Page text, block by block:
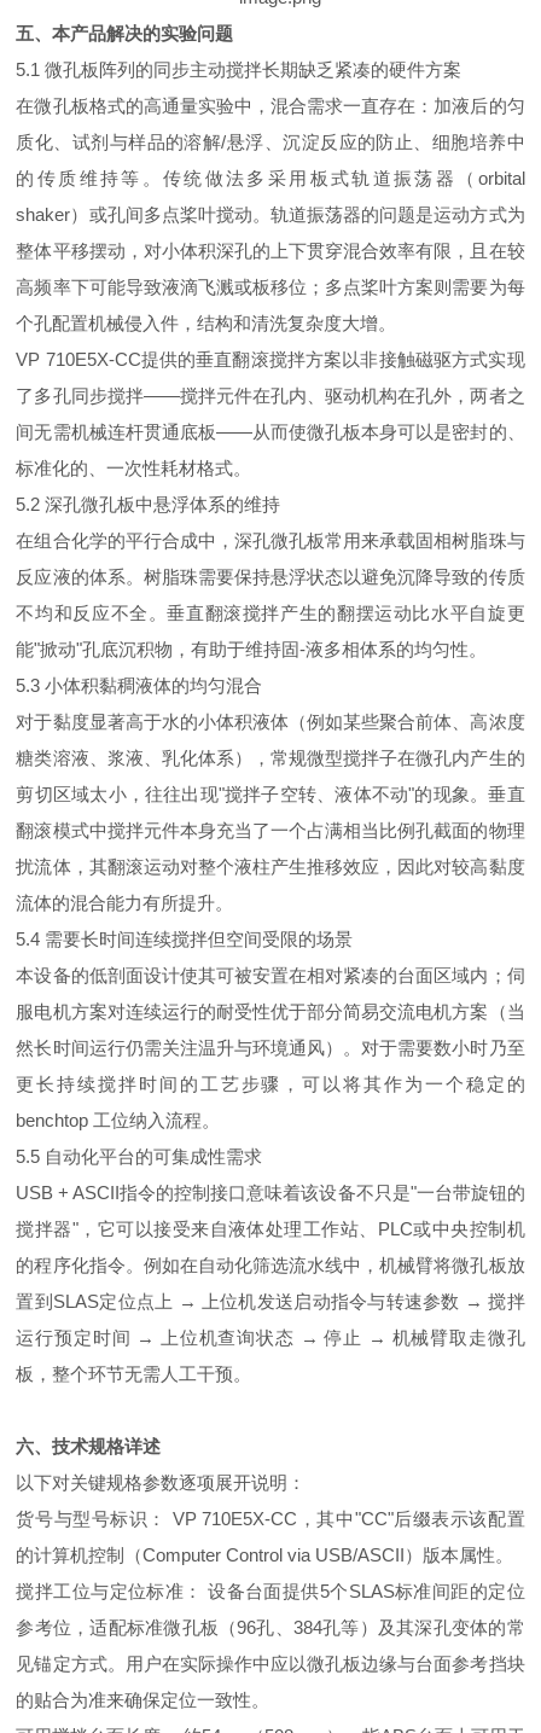
五、本产品解决的实验问题
5.1 微孔板阵列的同步主动搅拌长期缺乏紧凑的硬件方案
在微孔板格式的高通量实验中，混合需求一直存在：加液后的匀
质化、试剂与样品的溶解/悬浮、沉淀反应的防止、细胞培养中
的传质维持等。传统做法多采用板式轨道振荡器（orbital
shaker）或孔间多点桨叶搅动。轨道振荡器的问题是运动方式为
整体平移摆动，对小体积深孔的上下贯穿混合效率有限，且在较
高频率下可能导致液滴飞溅或板移位；多点桨叶方案则需要为每
个孔配置机械侵入件，结构和清洗复杂度大增。
VP 710E5X-CC提供的垂直翻滚搅拌方案以非接触磁驱方式实现
了多孔同步搅拌——搅拌元件在孔内、驱动机构在孔外，两者之
间无需机械连杆贯通底板——从而使微孔板本身可以是密封的、
标准化的、一次性耗材格式。
5.2 深孔微孔板中悬浮体系的维持
在组合化学的平行合成中，深孔微孔板常用来承载固相树脂珠与
反应液的体系。树脂珠需要保持悬浮状态以避免沉降导致的传质
不均和反应不全。垂直翻滚搅拌产生的翻摆运动比水平自旋更
能"掀动"孔底沉积物，有助于维持固-液多相体系的均匀性。
5.3 小体积黏稠液体的均匀混合
对于黏度显著高于水的小体积液体（例如某些聚合前体、高浓度
糖类溶液、浆液、乳化体系），常规微型搅拌子在微孔内产生的
剪切区域太小，往往出现"搅拌子空转、液体不动"的现象。垂直
翻滚模式中搅拌元件本身充当了一个占满相当比例孔截面的物理
扰流体，其翻滚运动对整个液柱产生推移效应，因此对较高黏度
流体的混合能力有所提升。
5.4 需要长时间连续搅拌但空间受限的场景
本设备的低剖面设计使其可被安置在相对紧凑的台面区域内；伺
服电机方案对连续运行的耐受性优于部分简易交流电机方案（当
然长时间运行仍需关注温升与环境通风）。对于需要数小时乃至
更长持续搅拌时间的工艺步骤，可以将其作为一个稳定的
benchtop 工位纳入流程。
5.5 自动化平台的可集成性需求
USB + ASCII指令的控制接口意味着该设备不只是"一台带旋钮的
搅拌器"，它可以接受来自液体处理工作站、PLC或中央控制机
的程序化指令。例如在自动化筛选流水线中，机械臂将微孔板放
置到SLAS定位点上 → 上位机发送启动指令与转速参数 → 搅拌
运行预定时间 → 上位机查询状态 → 停止 → 机械臂取走微孔
板，整个环节无需人工干预。
六、技术规格详述
以下对关键规格参数逐项展开说明：
货号与型号标识： VP 710E5X-CC，其中"CC"后缀表示该配置
的计算机控制（Computer Control via USB/ASCII）版本属性。
搅拌工位与定位标准： 设备台面提供5个SLAS标准间距的定位
参考位，适配标准微孔板（96孔、384孔等）及其深孔变体的常
见锚定方式。用户在实际操作中应以微孔板边缘与台面参考挡块
的贴合为准来确保定位一致性。